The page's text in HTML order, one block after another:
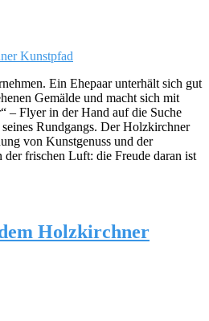
Ein Ehepaar unterhält sich gut
Gemälde und macht sich mit
– Flyer in der Hand auf die Suche
Rundgangs. Der Holzkirchner
von Kunstgenuss und der
frischen Luft: die Freude daran ist
Holzkirchner